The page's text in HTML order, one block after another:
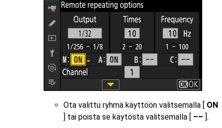
Ota valittu ryhmä käyttöön valitsemalla [ ON
] tai poista se käytöstä valitsemalla [ –– ].